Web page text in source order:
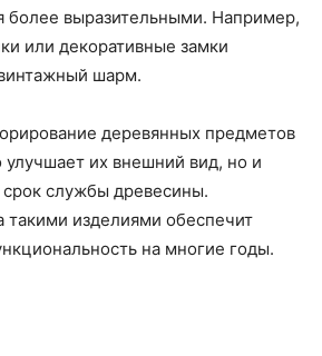
более выразительными. Например,
или декоративные замки
шарм.
деревянных предметов
улучшает их внешний вид, но и
службы древесины.
такими изделиями обеспечит
на многие годы.